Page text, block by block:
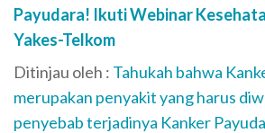
Payudara! Ikuti Webinar
Yakes-Telkom
Ditinjau oleh : Tahukah bahwa
merupakan penyakit yang harus
penyebab terjadinya Kanker